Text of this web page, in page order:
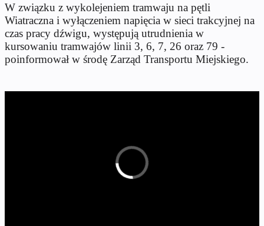
W związku z wykolejeniem tramwaju na pętli
Wiatraczna i wyłączeniem napięcia w sieci trakcyjnej na
czas pracy dźwigu, występują utrudnienia w
kursowaniu tramwajów linii 3, 6, 7, 26 oraz 79 -
poinformował w środę Zarząd Transportu Miejskiego.